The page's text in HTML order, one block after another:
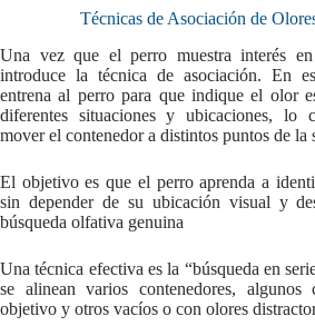
Técnicas de Asociación de
Una vez que el perro muestra interés
introduce la técnica de asociación. En
entrena al perro para que indique el olor
diferentes situaciones y ubicaciones, lo
mover el contenedor a distintos puntos de la
El objetivo es que el perro aprenda a
sin depender de su ubicación visual y
búsqueda olfativa genuina
Una técnica efectiva es la “búsqueda en
se alinean varios contenedores,
objetivo y otros vacíos o con olores